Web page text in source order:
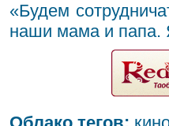
«Будем
наши мама и папа.